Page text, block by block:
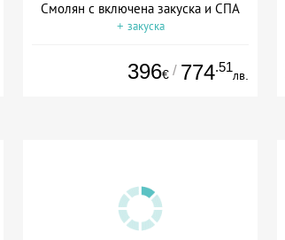
Смолян с включена закуска и СПА
+ закуска
396€ / 774.51
лв.